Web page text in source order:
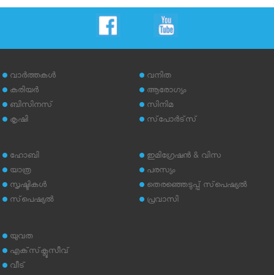
വാര്‍ത്തകള്‍
കരിയര്‍
ബിസിനസ്
കൃഷി
വനിത
ആരോഗ്യം
സിനിമ
സ്‌പോര്‍ട്‌സ്
ഹോബി
യാത്ര
സൃഷ്ടികള്‍
സ്‌പെഷ്യല്‍
ഇമിഗ്രേഷന്‍ & വിസ
പരസ്യം
തെരഞ്ഞെടുപ്പ് സ്‌പെഷ്യല്‍
പ്രവാസി
യുവത
എക്‌സ്‌ക്ലൂസീവ്
വീട്